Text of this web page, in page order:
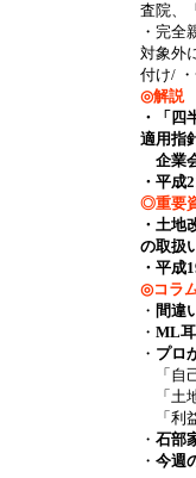
査院、
・完全
対象外
付け/
◎解説
・「四
適用指
企業
・平
◎重要
・土地
の取扱
・平成
◎コラ
・ 間違
・ ML
・ プロ
「自
「土
「利
・ 石部
・ 今週